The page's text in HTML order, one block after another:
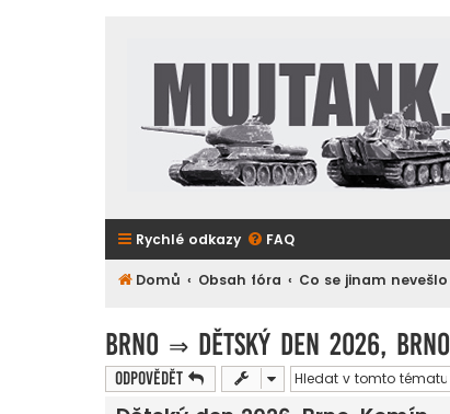
Rychlé odkazy FAQ
Domů Obsah fóra Co se jinam nevešlo
Brno ⇒ Dětský den 2026,
Odpovědět